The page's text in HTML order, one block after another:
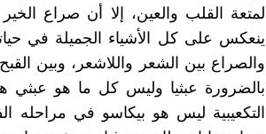
لمتعة القلب والعين، إلا أن صراع
ينعكس على كل الأشياء الجميلة في
والصراع بين الشعر واللاشعر، وبين
بالضرورة عبثيا وليس كل ما هو
التكعيبية ليس هو بيكاسو في مراحله